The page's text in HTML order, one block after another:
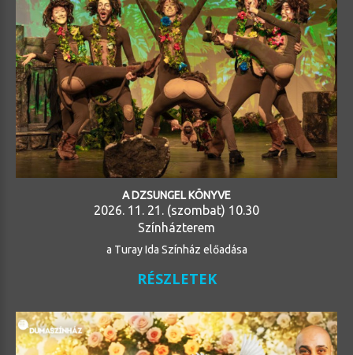
A DZSUNGEL KÖNYVE
2026. 11. 21. (szombat) 10.30
Színházterem
a Turay Ida Színház előadása
RÉSZLETEK